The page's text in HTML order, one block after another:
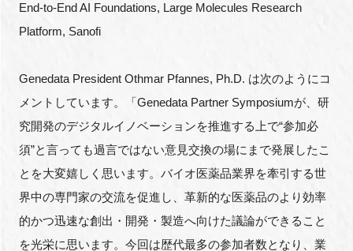
End-to-End AI Foundations, Large Molecules Research
Platform, Sanofi
Genedata President Othmar Pfannes, Ph.D. は次のようにコ
メントしています。「Genedata Partner Symposiumが、研
究開発のデジタルイノベーションを推進する上で“参加必
須”と言っても過言ではない意見交換の場にまで発展したこ
とを大変嬉しく思います。バイオ医薬品業界を牽引する世
界中の専門家の交流を促進し、革新的な医薬品のより効率
的かつ迅速な創出・開発・製造へ向けた議論ができること
を光栄に思います。今回は歴代最多の参加者数となり、業